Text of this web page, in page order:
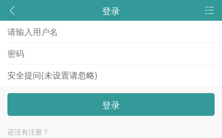
登录
登录
还没有注册？